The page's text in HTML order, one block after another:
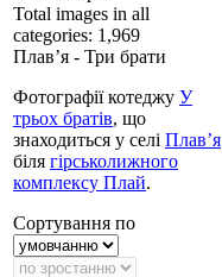
Total images in all
categories: 1,969
Плав’я - Три брати
Фотографії котеджу У
трьох братів, що
знаходиться у селі Плав’я
біля гірськолижного
комплексу Плай.
Сортування по